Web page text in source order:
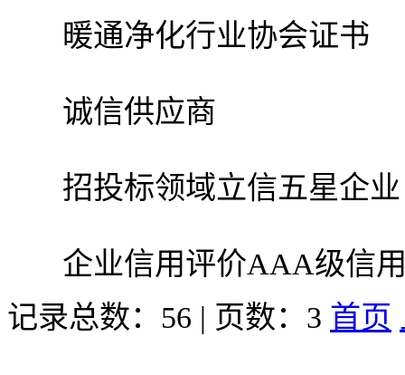
暖通净化行业协会证书
诚信供应商
招投标领域立信五星企业
企业信用评价AAA级信
记录总数：56 | 页数：3 首页